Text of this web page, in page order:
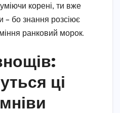
корені, ти вже
– бо знання розсіює
ранковий морок.
ці